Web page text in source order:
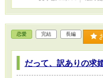
恋愛 完結 長編
だって、訳ありの求